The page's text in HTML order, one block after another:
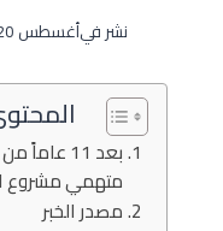
نشر فيأغسطس 20, 2023
بعد 11
متهمي مشروع
مصدر الخبر